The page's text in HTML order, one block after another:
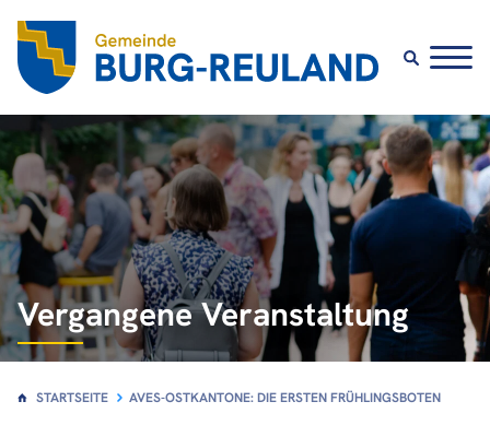
Vergangene Veranstaltung
STARTSEITE AVES-OSTKANTONE: DIE ERSTEN FRÜHLINGSBOTEN